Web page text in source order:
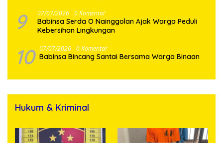
9 07/07/2026 0 Komentar
Babinsa Serda O Nainggolan Ajak Warga Peduli
Kebersihan Lingkungan
10 07/07/2026 0 Komentar
Babinsa Bincang Santai Bersama Warga Binaan
Hukum & Kriminal